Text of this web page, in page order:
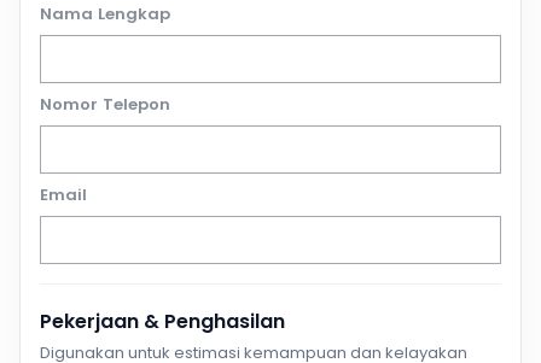
Nama Lengkap
Nomor Telepon
Email
Pekerjaan & Penghasilan
Digunakan untuk estimasi kemampuan dan kelayakan